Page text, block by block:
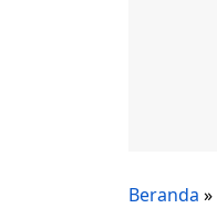
Beranda »